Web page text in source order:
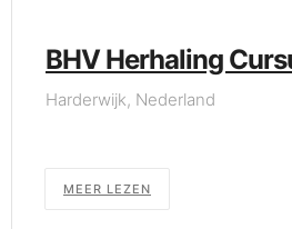
BHV Herhaling
Harderwijk, Nederland
MEER LEZEN